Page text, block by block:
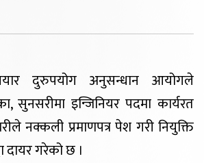
दुरुपयोग अनुसन्धान आयोगले
सुनसरीमा इन्जिनियर पदमा कार्यरत
नक्कली प्रमाणपत्र पेश गरी नियुक्ति
दायर गरेको छ ।